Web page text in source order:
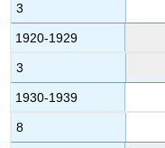
3
1920-1929
3
1930-1939
8